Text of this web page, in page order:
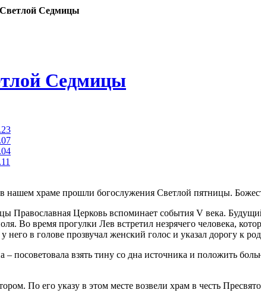
Седмицы
Седмицы
нашем храме прошли богослужения Светлой пятницы.
Православная Церковь вспоминает события V века.
Во время прогулки Лев встретил незрячего человека,
в голове прозвучал женский голос и указал дорогу к
– посоветовала взять тину со дна источника и положить
По его указу в этом месте возвели храм в честь